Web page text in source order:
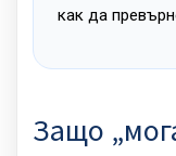
как да
Защо